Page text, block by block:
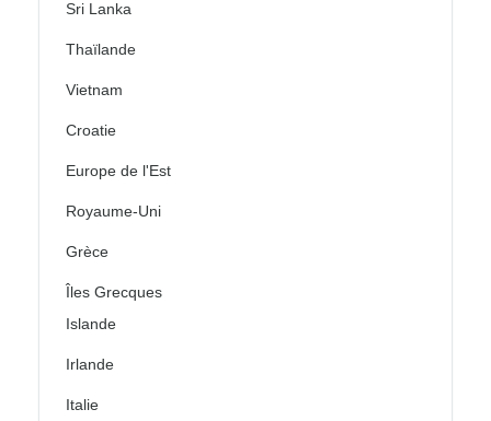
Sri Lanka
Thaïlande
Vietnam
Croatie
Europe de l'Est
Royaume-Uni
Grèce
Îles Grecques
Islande
Irlande
Italie